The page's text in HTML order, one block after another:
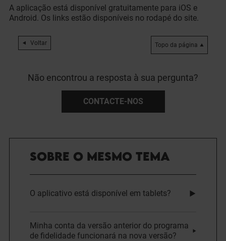
A aplicação está disponível gratuitamente para iOS e
Android. Os links estão disponíveis no rodapé do site.
Voltar Topo da página
Não encontrou a resposta à sua pergunta?
CONTACTE-NOS
SOBRE O MESMO TEMA
O aplicativo está disponível em tablets?
Minha conta da versão anterior do programa
de fidelidade funcionará na nova versão?